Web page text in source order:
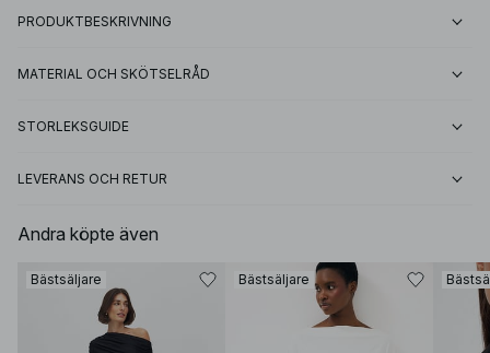
PRODUKTBESKRIVNING
MATERIAL OCH SKÖTSELRÅD
STORLEKSGUIDE
LEVERANS OCH RETUR
Andra köpte även
Bästsäljare Bästsäljare